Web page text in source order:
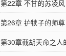
第22章 不甘的苏凌风
第26章 护犊子的师尊
第30章截胡天命之人